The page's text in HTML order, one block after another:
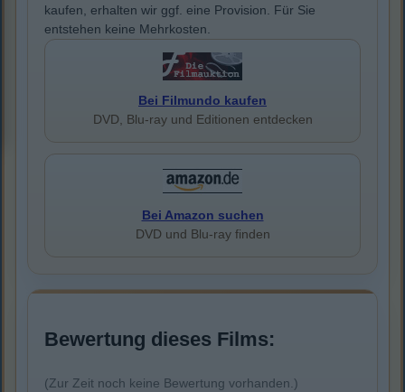
kaufen, erhalten wir ggf. eine Provision. Für Sie
entstehen keine Mehrkosten.
Bei Filmundo kaufen
DVD, Blu-ray und Editionen entdecken
Bei Amazon suchen
DVD und Blu-ray finden
Bewertung dieses Films:
(Zur Zeit noch keine Bewertung vorhanden.)